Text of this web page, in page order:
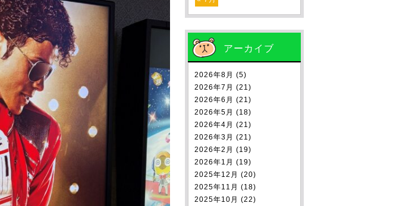
アーカイブ
2026年8月 (5)
2026年7月 (21)
2026年6月 (21)
2026年5月 (18)
2026年4月 (21)
2026年3月 (21)
2026年2月 (19)
2026年1月 (19)
2025年12月 (20)
2025年11月 (18)
2025年10月 (22)